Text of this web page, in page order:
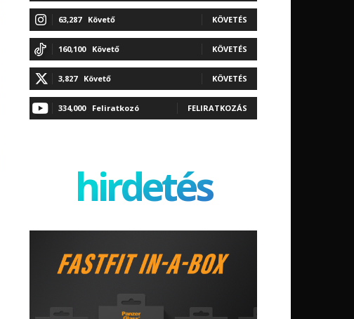
63,287 Követő KÖVETÉS
160,100 Követő KÖVETÉS
3,827 Követő KÖVETÉS
334,000 Feliratkozó FELIRATKOZÁS
hirdetés